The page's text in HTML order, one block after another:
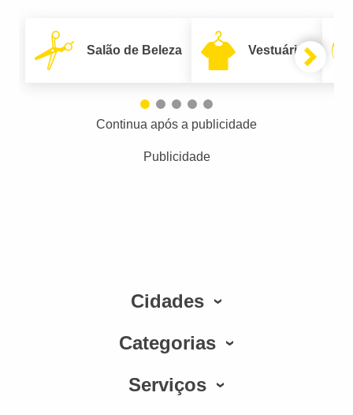
Salão de Beleza Vestuário
Continua após a publicidade
Publicidade
Cidades
Categorias
Serviços